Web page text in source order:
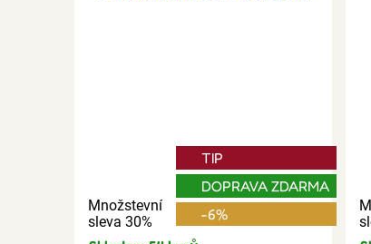
Množstevní
sleva 30%
TIP
DOPRAVA ZDARMA
-6%